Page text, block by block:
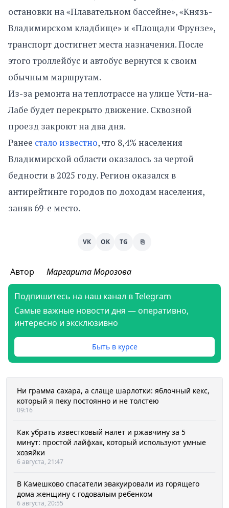
остановки на «Плавательном бассейне», «Князь-
Владимирском кладбище» и «Площади Фрунзе»,
транспорт достигнет места назначения. После
этого троллейбус и автобус вернутся к своим
обычным маршрутам.
Из-за ремонта на теплотрассе на улице Усти-на-
Лабе будет перекрыто движение. Сквозной
проезд закроют на два дня.
Ранее стало известно, что 8,4% населения
Владимирской области оказалось за чертой
бедности в 2025 году. Регион оказался в
антирейтинге городов по доходам населения,
заняв 69-е место.
VK OK TG ⎘
Автор Маргарита Морозова
Подпишитесь на наш канал в Telegram
Самые важные новости дня — оперативно,
интересно и эксклюзивно
Быть в курсе
Ни грамма сахара, а слаще шарлотки: яблочный кекс,
который я пеку постоянно и не толстею
09:16
Как убрать известковый налет и ржавчину за 5
минут: простой лайфхак, который используют умные
хозяйки
6 августа, 21:47
В Камешково спасатели эвакуировали из горящего
дома женщину с годовалым ребенком
6 августа, 20:55